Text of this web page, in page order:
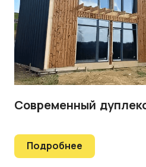
Современный
Подробнее